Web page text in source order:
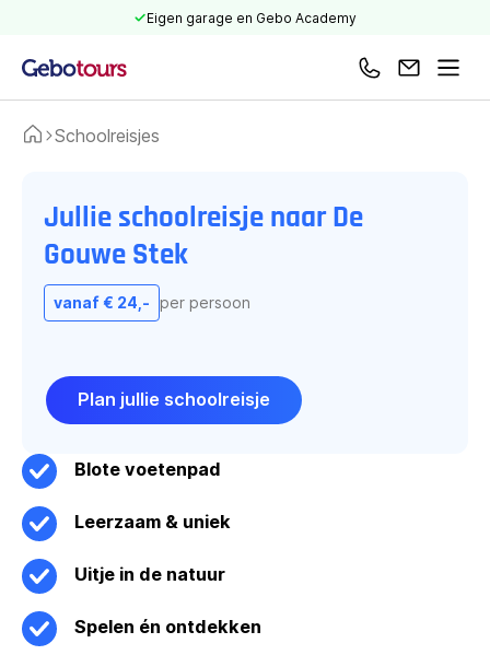
Eigen garage en Gebo Academy
Bel onsMail ons
HomeSchoolreisjes
Jullie schoolreisje naar De
Gouwe Stek
vanaf € 24,- per persoon
Plan jullie schoolreisje
Blote voetenpad
Leerzaam & uniek
Uitje in de natuur
Spelen én ontdekken